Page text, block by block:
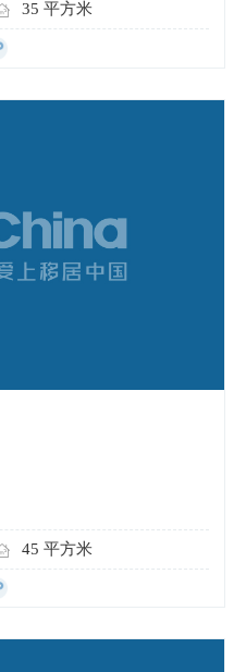
35 平方米
45 平方米